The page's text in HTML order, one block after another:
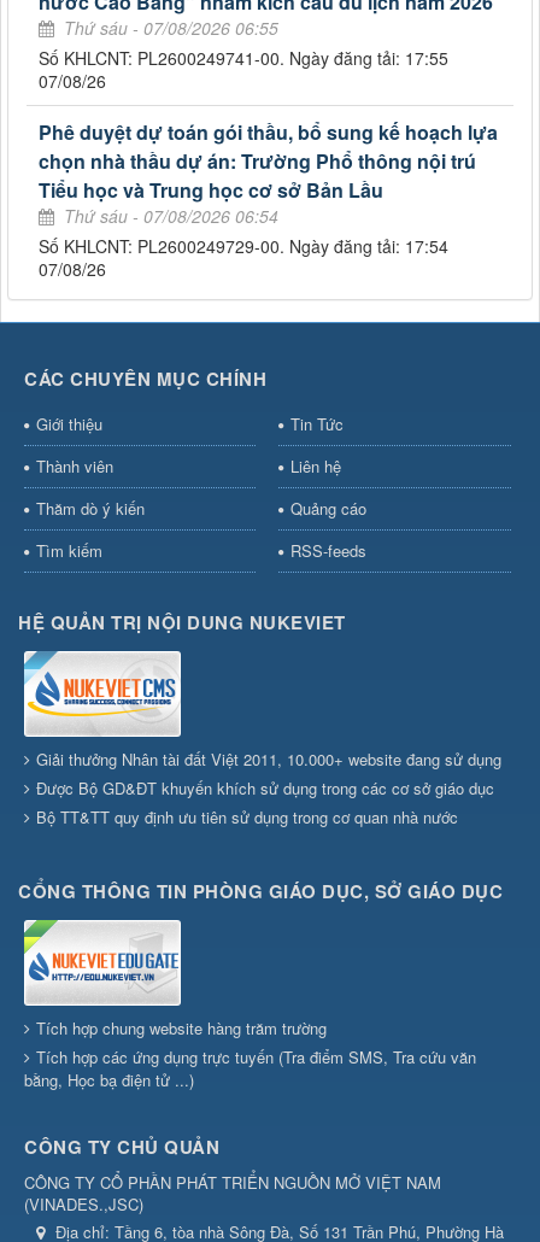
Thứ sáu - 07/08/2026 06:55
Số KHLCNT: PL2600249741-00. Ngày đăng tải: 17:55
07/08/26
Phê duyệt dự toán gói thầu, bổ sung kế hoạch lựa
chọn nhà thầu dự án: Trường Phổ thông nội trú
Tiểu học và Trung học cơ sở Bản Lầu
Thứ sáu - 07/08/2026 06:54
Số KHLCNT: PL2600249729-00. Ngày đăng tải: 17:54
07/08/26
CÁC CHUYÊN MỤC CHÍNH
Giới thiệu
Tin Tức
Thành viên
Liên hệ
Thăm dò ý kiến
Quảng cáo
Tìm kiếm
RSS-feeds
HỆ QUẢN TRỊ NỘI DUNG NUKEVIET
Giải thưởng Nhân tài đất Việt 2011, 10.000+ website đang sử dụng
Được Bộ GD&ĐT khuyến khích sử dụng trong các cơ sở giáo dục
Bộ TT&TT quy định ưu tiên sử dụng trong cơ quan nhà nước
CỔNG THÔNG TIN PHÒNG GIÁO DỤC, SỞ GIÁO DỤC
Tích hợp chung website hàng trăm trường
Tích hợp các ứng dụng trực tuyến (Tra điểm SMS, Tra cứu văn
bằng, Học bạ điện tử ...)
CÔNG TY CHỦ QUẢN
CÔNG TY CỔ PHẦN PHÁT TRIỂN NGUỒN MỞ VIỆT NAM
(VINADES.,JSC)
Địa chỉ: Tầng 6, tòa nhà Sông Đà, Số 131 Trần Phú, Phường Hà